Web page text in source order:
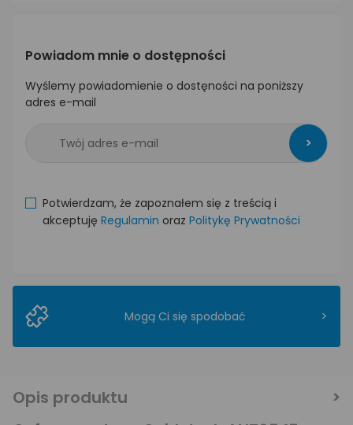
Powiadom mnie o dostępności
Wyślemy powiadomienie o dostęności na poniższy
adres e-mail
>
Potwierdzam, że zapoznałem się z treścią i
akceptuję Regulamin oraz Politykę Prywatności
Mogą Ci się spodobać >
Opis produktu